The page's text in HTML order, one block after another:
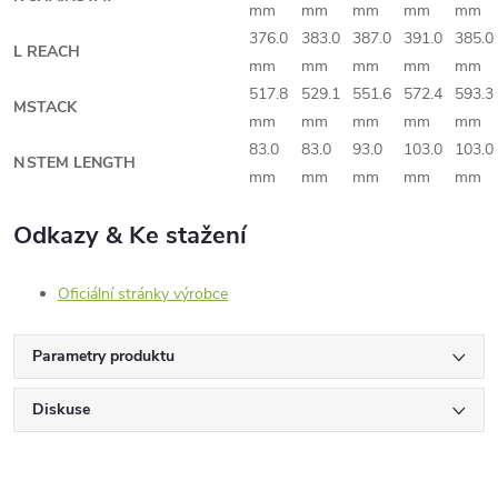
mm mm mm mm
mm
L REACH
376.0
mm
383.0
mm
387.0
mm
391.0
mm
385.0
mm
MSTACK
517.8
mm
529.1
mm
551.6
mm
572.4
mm
593.3
mm
NSTEM LENGTH
83.0
mm
83.0
mm
93.0
mm
103.0
mm
103.0
mm
Odkazy & Ke stažení
Oficiální stránky výrobce
Parametry produktu
Diskuse